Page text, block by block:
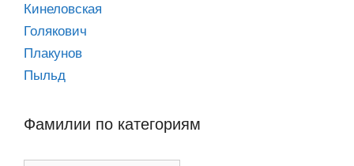
Кинеловская
Голякович
Плакунов
Пыльд
Фамилии по категориям